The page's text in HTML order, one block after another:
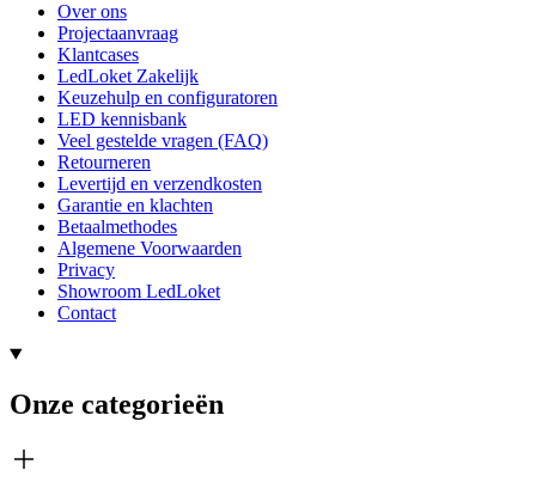
Over ons
Projectaanvraag
Klantcases
LedLoket Zakelijk
Keuzehulp en configuratoren
LED kennisbank
Veel gestelde vragen (FAQ)
Retourneren
Levertijd en verzendkosten
Garantie en klachten
Betaalmethodes
Algemene Voorwaarden
Privacy
Showroom LedLoket
Contact
Onze categorieën